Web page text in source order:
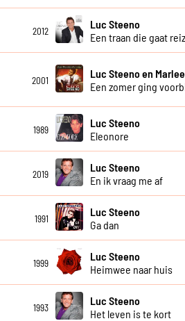
2012
Luc Steeno
Een traan die gaat
2001
Luc Steeno en
Een zomer ging
1989
Luc Steeno
Eleonore
2019
Luc Steeno
En ik vraag me af
1991
Luc Steeno
Ga dan
1999
Luc Steeno
Heimwee naar huis
1993
Luc Steeno
Het leven is te kort